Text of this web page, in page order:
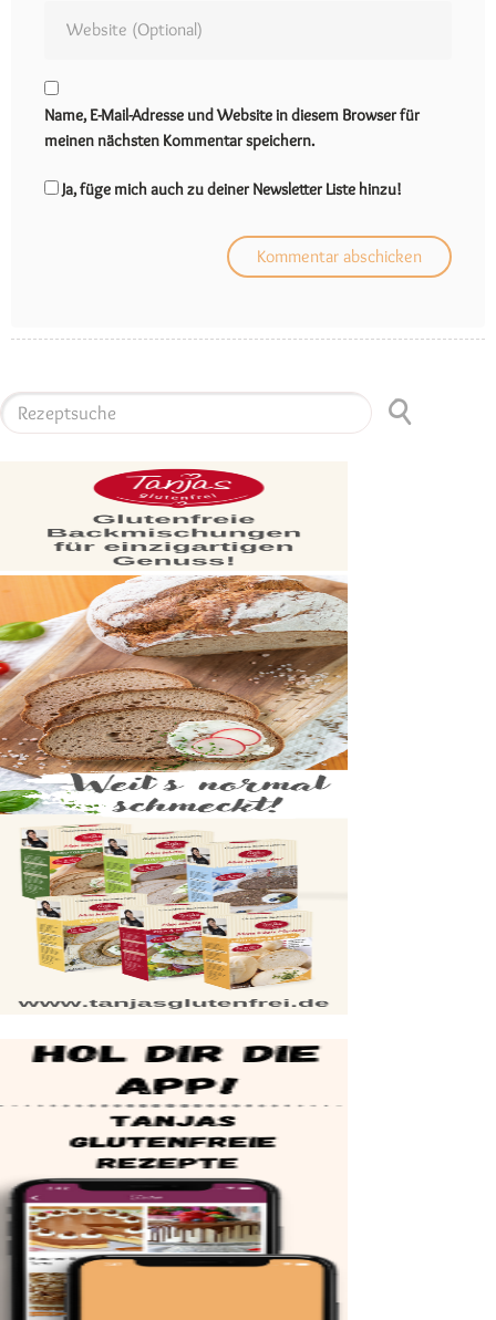
Name, E-Mail-Adresse und Website in diesem Browser für
meinen nächsten Kommentar speichern.
Ja, füge mich auch zu deiner Newsletter Liste hinzu!